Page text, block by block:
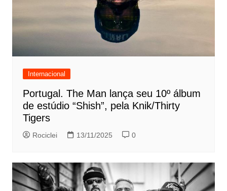
Internacional
Portugal. The Man lança seu 10º álbum
de estúdio “Shish”, pela Knik/Thirty
Tigers
Rociclei 13/11/2025 0